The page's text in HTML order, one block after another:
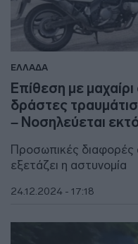
ΕΛΛΑΔΑ
Επίθεση με
δράστες
– Νοσηλεύεται
Προσωπικές
εξετάζει η αστυνομία
24.12.2024 - 17:18